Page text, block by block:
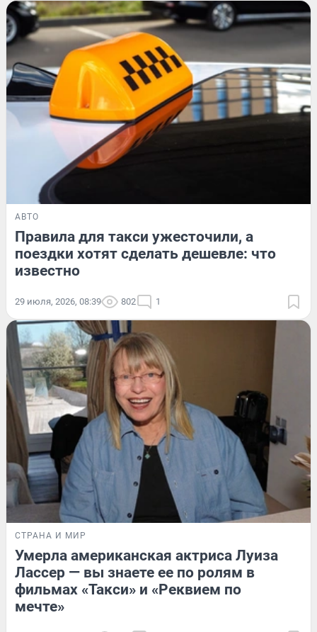
АВТО
Правила для такси ужесточили, а
поездки хотят сделать дешевле: что
известно
29 июля, 2026, 08:39 802 1
СТРАНА И МИР
Умерла американская актриса Луиза
Лассер — вы знаете ее по ролям в
фильмах «Такси» и «Реквием по
мечте»